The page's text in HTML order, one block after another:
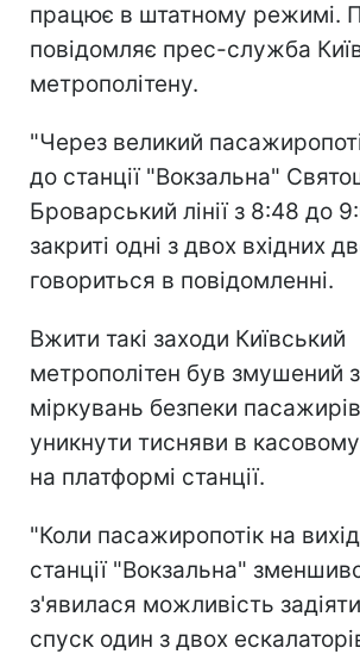
працює в штатному режимі.
повідомляє прес-служба
метрополітену.
"Через великий
до станції "Вокзальна"
Броварський лінії з 8:48 до
закриті одні з двох вхідних
говориться в повідомленні.
Вжити такі заходи Київський
метрополітен був змушений з
міркувань безпеки
уникнути тисняви в касовому
на платформі станції.
"Коли пасажиропотік на вихід
станції "Вокзальна"
з'явилася можливість
спуск один з двох